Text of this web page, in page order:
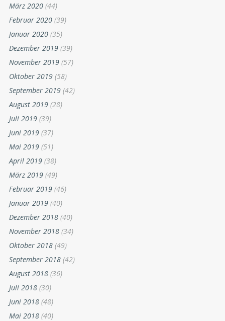
März 2020 (44)
Februar 2020 (39)
Januar 2020 (35)
Dezember 2019 (39)
November 2019 (57)
Oktober 2019 (58)
September 2019 (42)
August 2019 (28)
Juli 2019 (39)
Juni 2019 (37)
Mai 2019 (51)
April 2019 (38)
März 2019 (49)
Februar 2019 (46)
Januar 2019 (40)
Dezember 2018 (40)
November 2018 (34)
Oktober 2018 (49)
September 2018 (42)
August 2018 (36)
Juli 2018 (30)
Juni 2018 (48)
Mai 2018 (40)